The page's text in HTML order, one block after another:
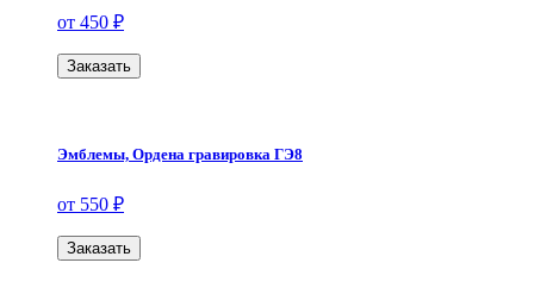
от 450 ₽
Заказать
Эмблемы, Ордена гравировка ГЭ8
от 550 ₽
Заказать